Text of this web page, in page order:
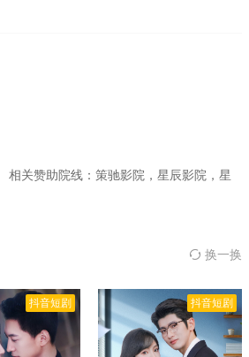
相关赞助院线：策驰影院，星辰影院，星
换一换
抖音短剧 抖音短剧